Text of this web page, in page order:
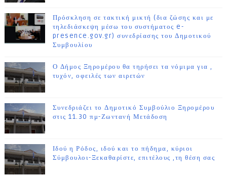
Πρόσκληση σε τακτική μικτή (δια ζώσης και με
τηλεδιάσκεψη μέσω του συστήματος e-
presence.gov.gr) συνεδρίασης του Δημοτικού
Συμβουλίου
Ο Δήμος Ξηρομέρου θα τηρήσει τα νόμιμα για ,
τυχόν, οφειλές των αιρετών
Συνεδριάζει το Δημοτικό Συμβούλιο Ξηρομέρου
στις 11.30 πμ-Ζωντανή Μετάδοση
Ιδού η Ρόδος, ιδού και το πήδημα, κύριοι
Σύμβουλοι-Ξεκαθαρίστε, επιτέλους ,τη θέση σας